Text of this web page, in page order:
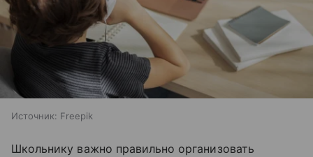
Источник: Freepik
Школьнику важно правильно организовать